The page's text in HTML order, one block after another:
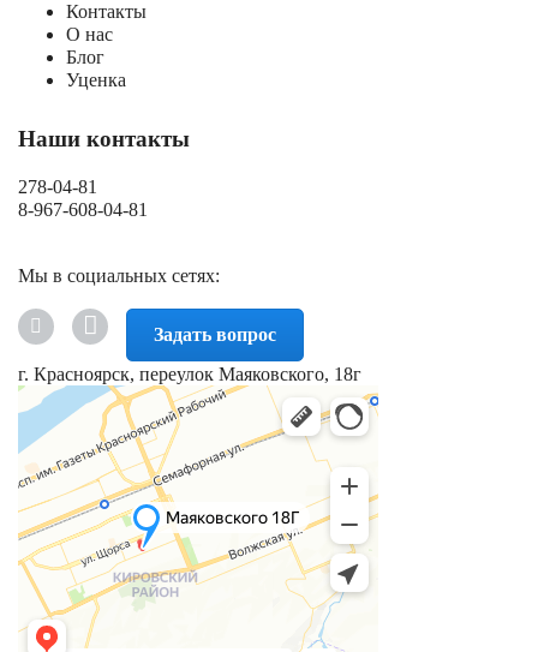
Контакты
О нас
Блог
Уценка
Наши контакты
278-04-81
8-967-608-04-81
Мы в социальных сетях:
Задать вопрос
г. Красноярск, переулок Маяковского, 18г